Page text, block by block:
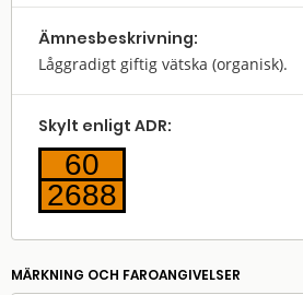
Ämnes­beskrivning:
Låggradigt giftig vätska (organisk).
Skylt enligt ADR:
60
2688
MÄRKNING OCH FAROANGIVELSER